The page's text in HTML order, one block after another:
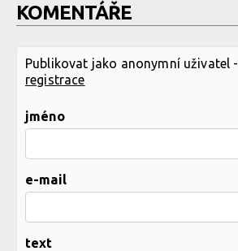
KOMENTÁŘE
Publikovat jako anonymní uživatel -
registrace
jméno
e-mail
text